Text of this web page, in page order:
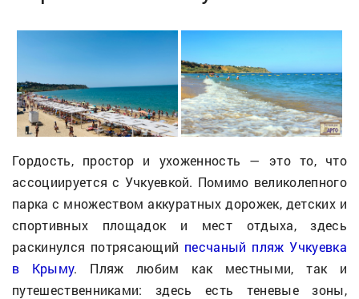
Гордость, простор и ухоженность — это то, что
ассоциируется с Учкуевкой. Помимо великолепного
парка с множеством аккуратных дорожек, детских и
спортивных площадок и мест отдыха, здесь
раскинулся потрясающий песчаный пляж Учкуевка
в Крыму. Пляж любим как местными, так и
путешественниками: здесь есть теневые зоны,